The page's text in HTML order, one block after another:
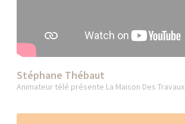
Stéphane Thébaut
Animateur télé présente La Maison Des Travaux